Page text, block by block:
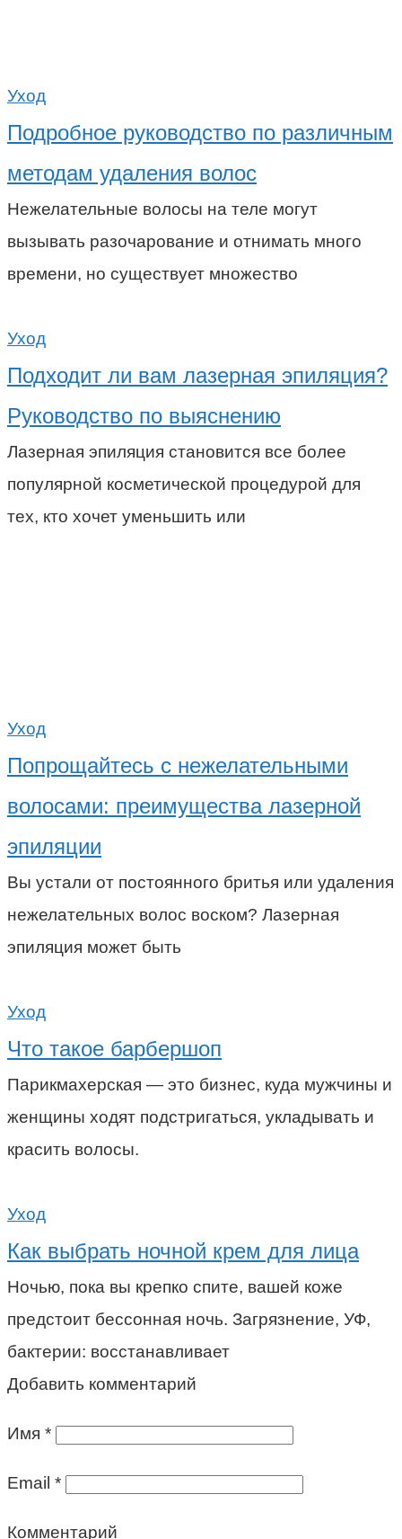
Уход
Подробное руководство по различным
методам удаления волос
Нежелательные волосы на теле могут
вызывать разочарование и отнимать много
времени, но существует множество
Уход
Подходит ли вам лазерная эпиляция?
Руководство по выяснению
Лазерная эпиляция становится все более
популярной косметической процедурой для
тех, кто хочет уменьшить или
Уход
Попрощайтесь с нежелательными
волосами: преимущества лазерной
эпиляции
Вы устали от постоянного бритья или удаления
нежелательных волос воском? Лазерная
эпиляция может быть
Уход
Что такое барбершоп
Парикмахерская — это бизнес, куда мужчины и
женщины ходят подстригаться, укладывать и
красить волосы.
Уход
Как выбрать ночной крем для лица
Ночью, пока вы крепко спите, вашей коже
предстоит бессонная ночь. Загрязнение, УФ,
бактерии: восстанавливает
Добавить комментарий
Имя *
Email *
Комментарий